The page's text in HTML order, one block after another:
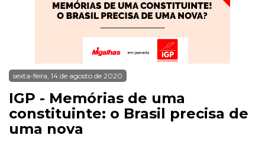
sexta-feira, 14 de agosto de 2020
IGP - Memórias de uma
constituinte: o Brasil precisa de
uma nova